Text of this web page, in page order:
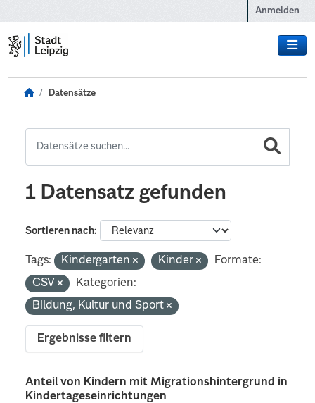
Anmelden
Datensätze
1 Datensatz gefunden
Sortieren nach
Tags: Kindergarten Kinder
Formate:
CSV
Kategorien:
Bildung, Kultur und Sport
Ergebnisse filtern
Anteil von Kindern mit Migrationshintergrund in
Kindertageseinrichtungen